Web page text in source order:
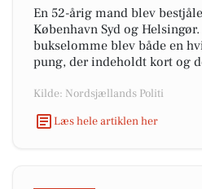
En 52-årig mand blev
København Syd og
bukselomme blev både en
pung, der indeholdt kort og
Kilde: Nordsjællands Politi
Læs hele artiklen her